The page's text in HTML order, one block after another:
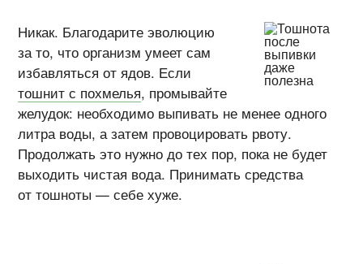
Никак. Благодарите эволюцию
за то, что организм умеет сам
избавляться от ядов. Если
тошнит с похмелья, промывайте
желудок: необходимо выпивать не менее одного
литра воды, а затем провоцировать рвоту.
Продолжать это нужно до тех пор, пока не будет
выходить чистая вода. Принимать средства
от тошноты — себе хуже.